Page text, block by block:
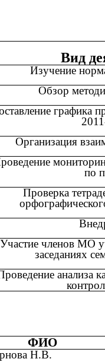
Вид
Изучение
Обзор
графика
Организация
по
Проверка
Участие членов МО
заседаниях
анализа
ФИО
Н.В.